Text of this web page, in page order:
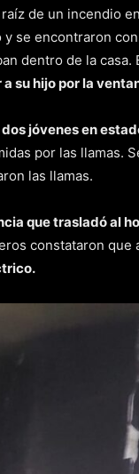
de un incendio
se encontraron
dentro de la casa.
su hijo por la
jóvenes en
por las llamas.
las llamas.
que trasladó al
constataron que